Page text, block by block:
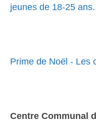
jeunes de 18-25 ans.
Prime de Noël - Les
Centre Communal